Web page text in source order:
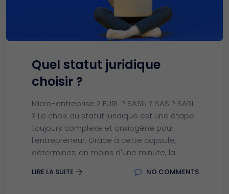
Quel statut juridique
choisir ?
Micro-entreprise ? EURL ? SASU ? SAS ? SARL
? Le choix du statut juridique est une étape
toujours complexe et anxiogène pour
l'entrepreneur. Grâce à cette capsule,
déterminez, en moins d'une minute, la
LIRE LA SUITE NO COMMENTS